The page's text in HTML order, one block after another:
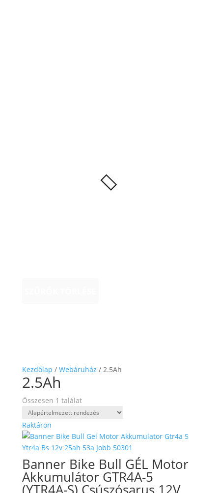
Kezdőlap / Webáruház / 2.5Ah
2.5Ah
Összesen 1 találat
Raktáron
Banner Bike Bull GÉL Motor
Akkumulátor GTR4A-5